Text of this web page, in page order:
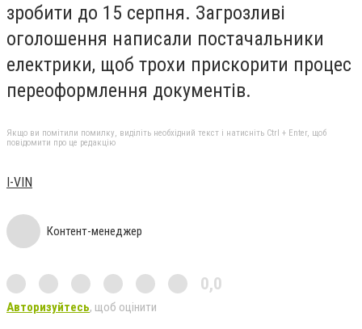
зробити до 15 серпня. Загрозливі
оголошення написали постачальники
електрики, щоб трохи прискорити процес
переоформлення документів.
Якщо ви помітили помилку, виділіть необхідний текст і натисніть Ctrl + Enter, щоб
повідомити про це редакцію
I-VIN
Контент-менеджер
0,0
Авторизуйтесь, щоб оцінити